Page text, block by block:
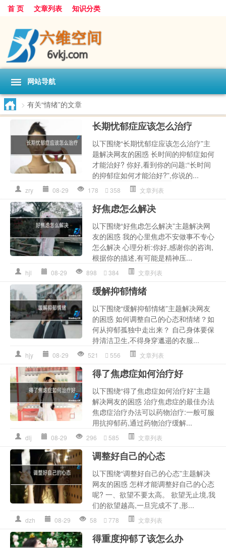
首 页 文章列表 知识分类
网站导航
> 有关“情绪”的文章
长期忧郁症应该怎么治疗
以下围绕“长期忧郁症应该怎么治疗”主
题解决网友的困惑 长时间的抑郁症如何
才能治好? 你好,看到你的问题:“长时间
的抑郁症如何才能治好?”,你说的...
zry 08-29 178 358 文章列表
好焦虑怎么解决
以下围绕“好焦虑怎么解决”主题解决网
友的困惑 我的心里焦虑不安做事不专心
怎么解决 心理分析:你好,感谢你的咨询,
根据你的描述,有可能是精神压...
hjl 08-29 898 384 文章列表
缓解抑郁情绪
以下围绕“缓解抑郁情绪”主题解决网友
的困惑 如何调整自己的心态和情绪？如
何从抑郁孤独中走出来？ 自己身体要保
持清洁卫生,不得身穿邋遢的衣服...
hjy 08-29 521 556 文章列表
得了焦虑症如何治疗好
以下围绕“得了焦虑症如何治疗好”主题
解决网友的困惑 治疗焦虑症的最佳办法
焦虑症治疗办法可以药物治疗:一般可服
用抗抑郁药,通过药物治疗缓解...
dlj 08-29 296 585 文章列表
调整好自己的心态
以下围绕“调整好自己的心态”主题解决
网友的困惑 怎样才能调整好自己的心态
呢? 一、欲望不要太高。 欲望无止境,我
们的欲望越高,一旦完成不了,形...
dzh 08-29 58 778 文章列表
得重度抑郁了该怎么办